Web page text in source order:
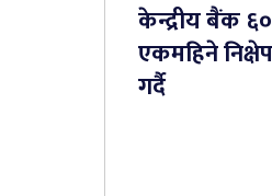
केन्द्रीय बैंक
एकमहिने
गर्दै